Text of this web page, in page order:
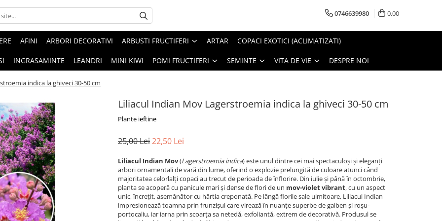
0746639980 0,00
AFINI ARBORI DECORATIVI ARBUSTI FRUCTIFERI ARTAR COPACI EXOTICI (ACLIMATIZATI)
INGRASAMINTE LEANDRI MINI KIWI POMI FRUCTIFERI SEMINTE VITA DE VIE DESPRE NOI
indica la ghiveci 30-50 cm
Liliacul Indian Mov Lagerstroemia indica la ghiveci 30-50 cm
Plante ieftine
25,00 Lei22,50 Lei
Liliacul Indian Mov(Lagerstroemia indica) este unul dintre cei mai spectaculoși și eleganți
arbori ornamentali de vară din lume, oferind o explozie prelungită de culoare atunci când
majoritatea celorlalți copaci au trecut de perioada de înflorire. Din iulie și până în octombrie,
planta se acoperă cu panicule mari și dense de flori de un mov-violet vibrant, cu un aspect
unic, încrețit, asemănător cu hârtia creponată. Pe lângă florile sale uimitoare, Liliacul Indian
impresionează toamna prin frunzișul care virează în nuanțe superbe de galben și roșu-
portocaliu, iar iarna prin scoarța sa netedă, exfoliantă, extrem de decorativă. Produsul se